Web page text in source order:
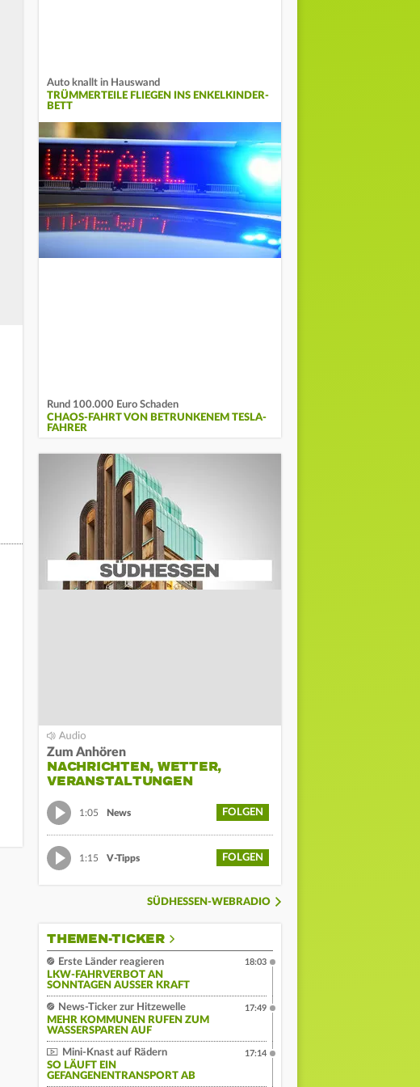
Auto knallt in Hauswand
TRÜMMERTEILE FLIEGEN INS ENKELKINDER-
BETT
Rund 100.000 Euro Schaden
CHAOS-FAHRT VON BETRUNKENEM TESLA-
FAHRER
Zum Anhören
NACHRICHTEN, WETTER,
VERANSTALTUNGEN
1:05 News FOLGEN
1:15 V-Tipps FOLGEN
SÜDHESSEN-WEBRADIO
THEMEN-TICKER
Erste Länder reagieren
LKW-FAHRVERBOT AN
SONNTAGEN AUSSER KRAFT
18:03
News-Ticker zur Hitzewelle
MEHR KOMMUNEN RUFEN ZUM
WASSERSPAREN AUF
17:49
Mini-Knast auf Rädern
SO LÄUFT EIN
GEFANGENENTRANSPORT AB
17:14